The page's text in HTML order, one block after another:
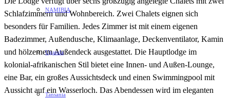
NAMIBIA
Uganda
Tansania
Schlafzimmern und Wohnbereich. Zwei Chalets eignen sich
besonders für Familien. Jedes Zimmer ist mit einem eigenen
Badezimmer, Außendusche, Klimaanlage, Deckenventilator, Kamin
und hölzernem Außendeck ausgestattet. Die Hauptlodge im
kolonial-afrikanischen Stil bietet eine Innen- und Außen-Lounge,
eine Bar, ein großes Aussichtsdeck und einen Swimmingpool mit
Aussicht auf ein Wasserloch. Das Abendessen wird im eleganten